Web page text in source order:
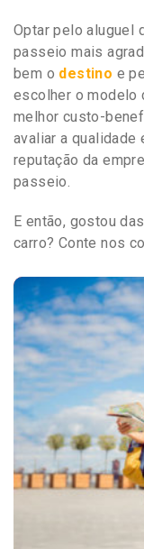
Optar pelo aluguel
passeio mais
bem o destino e
escolher o modelo
melhor custo-
avaliar a qualidade
reputação da
passeio.
E então, gostou
carro? Conte nos